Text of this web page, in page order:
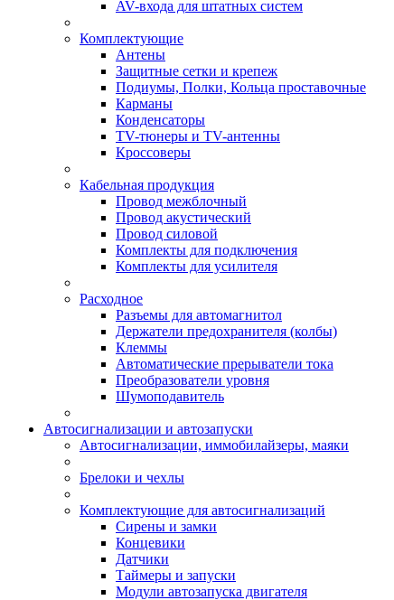
AV-входа для штатных систем
Комплектующие
Антены
Защитные сетки и крепеж
Подиумы, Полки, Кольца проставочные
Карманы
Конденсаторы
TV-тюнеры и TV-антенны
Кроссоверы
Кабельная продукция
Провод межблочный
Провод акустический
Провод силовой
Комплекты для подключения
Комплекты для усилителя
Расходное
Разъемы для автомагнитол
Держатели предохранителя (колбы)
Клеммы
Автоматические прерыватели тока
Преобразователи уровня
Шумоподавитель
Автосигнализации и автозапуски
Автосигнализации, иммобилайзеры, маяки
Брелоки и чехлы
Комплектующие для автосигнализаций
Сирены и замки
Концевики
Датчики
Таймеры и запуски
Модули автозапуска двигателя